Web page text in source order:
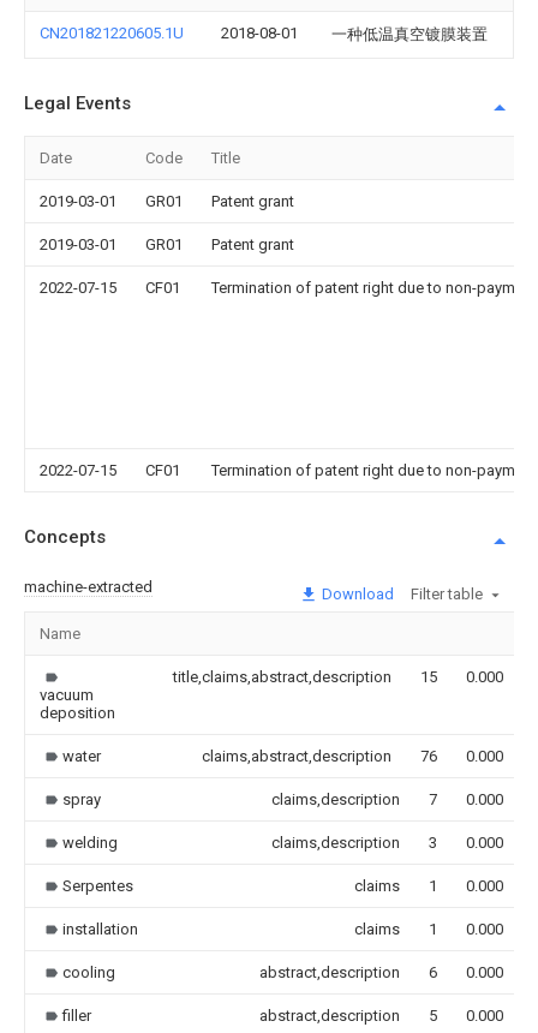
CN201821220605.1U 2018-08-01 一种低温真空镀膜装置
Legal Events
Date Code Title
2019-03-01 GR01 Patent grant
2019-03-01 GR01 Patent grant
2022-07-15 CF01 Termination of patent right due to non-
2022-07-15 CF01 Termination of patent right due to non-
Concepts
machine-extracted Download Filter table
Name
vacuum
deposition
title,claims,abstract,description 15 0.000
water claims,abstract,description 76 0.000
spray claims,description 7 0.000
welding claims,description 3 0.000
Serpentes claims 1 0.000
installation claims 1 0.000
cooling abstract,description 6 0.000
filler abstract,description 5 0.000